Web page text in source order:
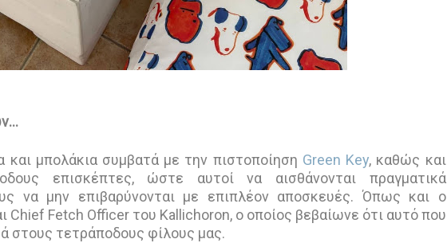
μπολάκια συμβατά με την πιστοποίηση Green Key, καθώς και
επισκέπτες, ώστε αυτοί να αισθάνονται πραγματικά
να μην επιβαρύνονται με επιπλέον αποσκευές. Όπως και ο
Chief Fetch Officer του Kallichoron, ο οποίος βεβαίωνε ότι αυτό που
στους τετράποδους φίλους μας.